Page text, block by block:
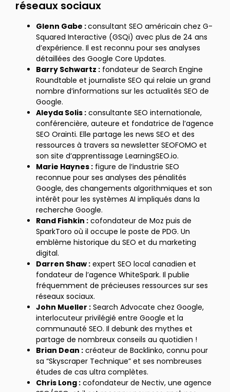
réseaux sociaux
Glenn Gabe :consultant SEO américain chez G-
Squared Interactive (GSQi) avec plus de 24 ans
d’expérience. Il est reconnu pour ses analyses
détaillées des Google Core Updates.
Barry Schwartz : fondateur de Search Engine
Roundtable et journaliste SEO qui relaie un grand
nombre d’informations sur les actualités SEO de
Google.
Aleyda Solis : consultante SEO internationale,
conférencière, auteure et fondatrice de l’agence
SEO Orainti. Elle partage les news SEO et des
ressources à travers sa newsletter SEOFOMO et
son site d’apprentissage LearningSEO.io.
Marie Haynes : figure de l’industrie SEO
reconnue pour ses analyses des pénalités
Google, des changements algorithmiques et son
intérêt pour les systèmes AI impliqués dans la
recherche Google.
Rand Fishkin : cofondateur de Moz puis de
SparkToro où il occupe le poste de PDG. Un
emblème historique du SEO et du marketing
digital.
Darren Shaw : expert SEO local canadien et
fondateur de l’agence WhiteSpark. Il publie
fréquemment de précieuses ressources sur ses
réseaux sociaux.
John Mueller : Search Advocate chez Google,
interlocuteur privilégié entre Google et la
communauté SEO. Il debunk des mythes et
partage de nombreux conseils au quotidien !
Brian Dean : créateur de Backlinko, connu pour
sa “Skyscraper Technique” et ses nombreuses
études de cas ultra complètes.
Chris Long : cofondateur de Nectiv, une agence